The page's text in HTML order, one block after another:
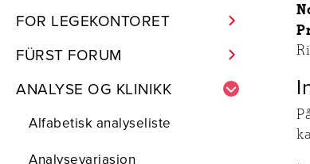
FOR LEGEKONTORET
FÜRST FORUM
ANALYSE OG KLINIKK
Alfabetisk analyseliste
Analysevariasjon